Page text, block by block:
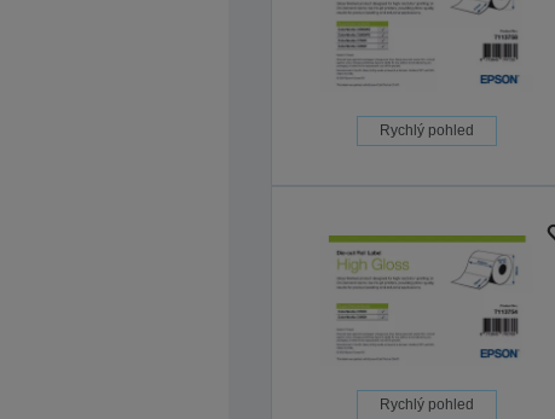
Rychlý pohled
Rychlý pohled